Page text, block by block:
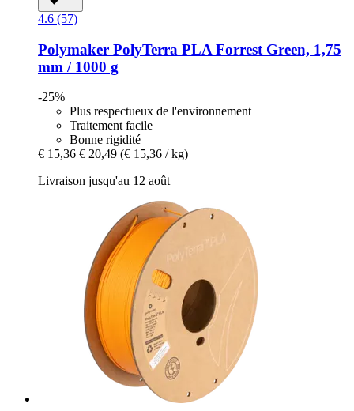
4.6 (57)
Polymaker PolyTerra PLA Forrest Green, 1,75
mm / 1000 g
-25%
Plus respectueux de l'environnement
Traitement facile
Bonne rigidité
€ 15,36 € 20,49 (€ 15,36 / kg)
Livraison jusqu'au 12 août